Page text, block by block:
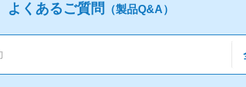
よくあるご質問 （製品Q&A）